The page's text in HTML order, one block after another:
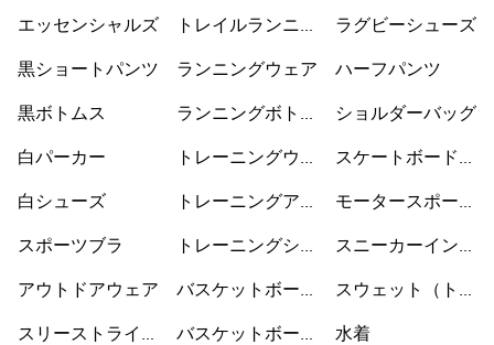
エッセンシャルズ
黒ショートパンツ
黒ボトムス
白パーカー
白シューズ
スポーツブラ
アウトドアウェア
スリーストライプ
トレイルランニン
ランニングウェア
ランニングボトム
トレーニングウェ
トレーニングアク
トレーニングシュ
バスケットボール
バスケットボール
ラグビーシューズ
ハーフパンツ
ショルダーバッグ
スケートボードシ
モータースポーツ
スニーカーインソ
スウェット（トレ
水着